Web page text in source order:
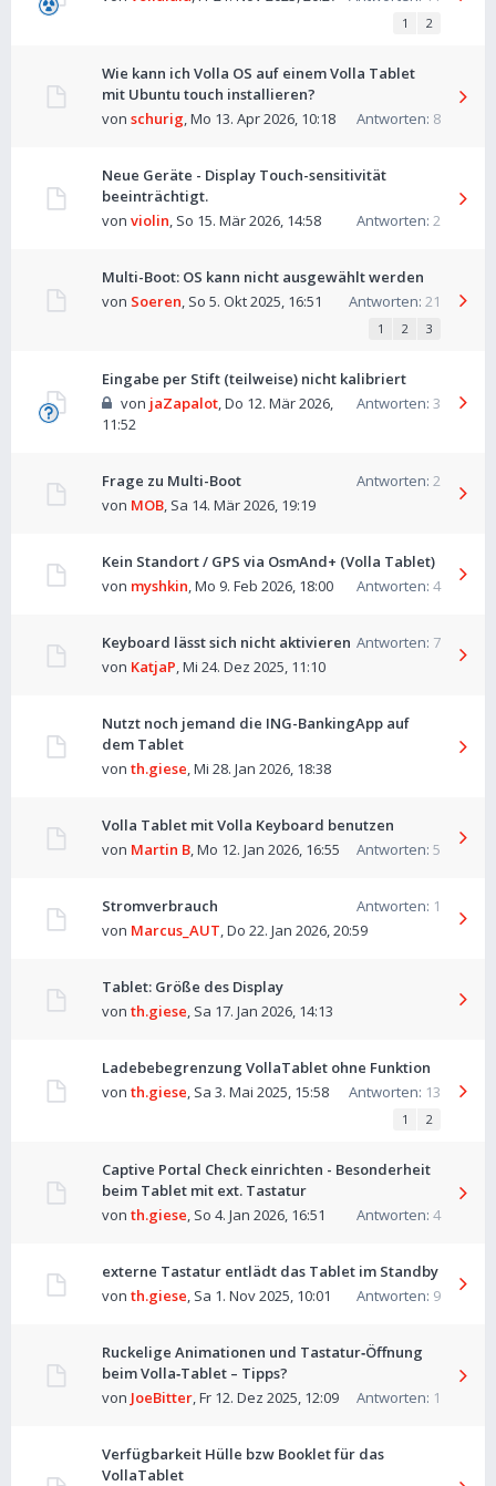
1 2
Wie kann ich Volla OS auf einem Volla Tablet
mit Ubuntu touch installieren?
Antworten: 8
von schurig,Mo 13. Apr 2026, 10:18
Neue Geräte - Display Touch-sensitivität
beeinträchtigt.
Antworten: 2
von violin, So 15. Mär 2026, 14:58
Multi-Boot: OS kann nicht ausgewählt werden
Antworten: 21
von Soeren, So 5. Okt 2025, 16:51
1 2 3
Eingabe per Stift (teilweise) nicht kalibriert
Antworten: 3
von jaZapalot,Do 12. Mär 2026,
11:52
Frage zu Multi-Boot Antworten: 2
von MOB, Sa 14. Mär 2026, 19:19
Kein Standort / GPS via OsmAnd+ (Volla Tablet)
Antworten: 4
von myshkin,Mo 9. Feb 2026, 18:00
Keyboard lässt sich nicht aktivieren Antworten: 7
von KatjaP,Mi 24. Dez 2025, 11:10
Nutzt noch jemand die ING-BankingApp auf
dem Tablet
von th.giese,Mi 28. Jan 2026, 18:38
Volla Tablet mit Volla Keyboard benutzen
Antworten: 5
von Martin B,Mo 12. Jan 2026, 16:55
Stromverbrauch Antworten: 1
von Marcus_AUT,Do 22. Jan 2026, 20:59
Tablet: Größe des Display
von th.giese, Sa 17. Jan 2026, 14:13
Ladebebegrenzung VollaTablet ohne Funktion
Antworten: 13
von th.giese, Sa 3. Mai 2025, 15:58
1 2
Captive Portal Check einrichten - Besonderheit
beim Tablet mit ext. Tastatur
Antworten: 4
von th.giese, So 4. Jan 2026, 16:51
externe Tastatur entlädt das Tablet im Standby
Antworten: 9
von th.giese, Sa 1. Nov 2025, 10:01
Ruckelige Animationen und Tastatur‑Öffnung
beim Volla‑Tablet – Tipps?
Antworten: 1
von JoeBitter,Fr 12. Dez 2025, 12:09
Verfügbarkeit Hülle bzw Booklet für das
VollaTablet